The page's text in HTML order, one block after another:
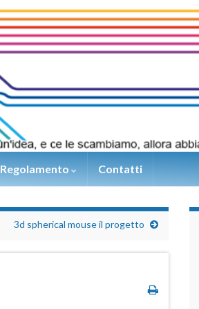
Regolamento Contatti
3d spherical mouse il progetto